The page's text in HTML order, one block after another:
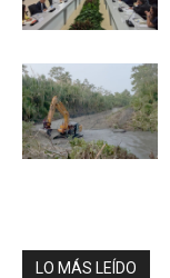
LO MÁS LEÍDO